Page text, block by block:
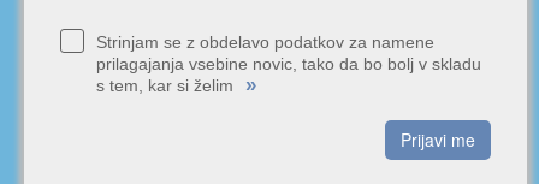
Strinjam se z obdelavo podatkov za namene
prilagajanja vsebine novic, tako da bo bolj v skladu
s tem, kar si želim
»
Prijavi me